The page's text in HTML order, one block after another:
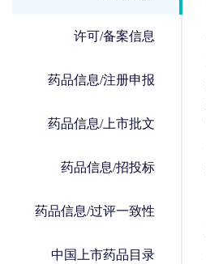
许可/备案信息
药品信息/注册申报
药品信息/上市批文
药品信息/招投标
药品信息/过评一致性
中国上市药品目录